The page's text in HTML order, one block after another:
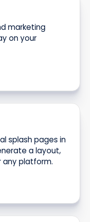
marketing
on your
splash pages in
a layout,
any platform.